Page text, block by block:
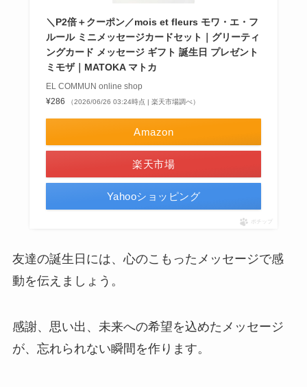
＼P2倍＋クーポン／mois et fleurs モワ・エ・フ
ルール ミニメッセージカードセット｜グリーティ
ングカード メッセージ ギフト 誕生日 プレゼント
ミモザ｜MATOKA マトカ
EL COMMUN online shop
¥286
（2026/06/26 03:24時点 | 楽天市場調べ）
Amazon
楽天市場
Yahooショッピング
ポチップ
友達の誕生日には、心のこもったメッセージで感
動を伝えましょう。
感謝、思い出、未来への希望を込めたメッセージ
が、忘れられない瞬間を作ります。